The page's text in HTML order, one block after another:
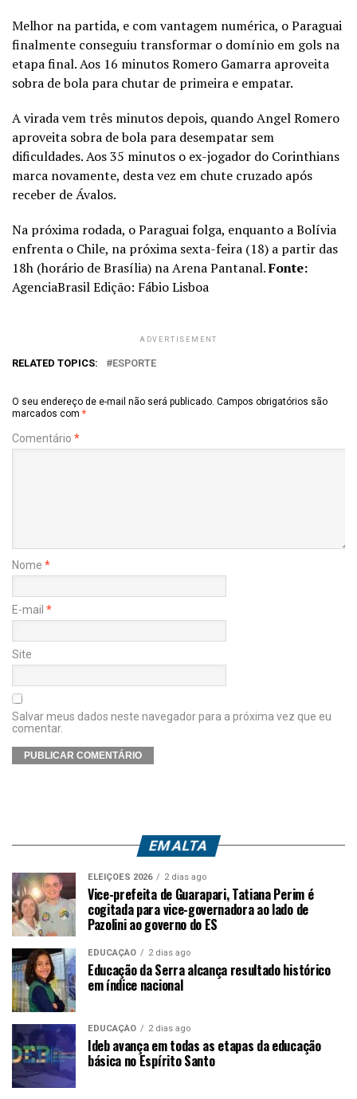
Melhor na partida, e com vantagem numérica, o Paraguai
finalmente conseguiu transformar o domínio em gols na
etapa final. Aos 16 minutos Romero Gamarra aproveita
sobra de bola para chutar de primeira e empatar.
A virada vem três minutos depois, quando Angel Romero
aproveita sobra de bola para desempatar sem
dificuldades. Aos 35 minutos o ex-jogador do Corinthians
marca novamente, desta vez em chute cruzado após
receber de Ávalos.
Na próxima rodada, o Paraguai folga, enquanto a Bolívia
enfrenta o Chile, na próxima sexta-feira (18) a partir das
18h (horário de Brasília) na Arena Pantanal.Fonte:
AgenciaBrasil Edição: Fábio Lisboa
ADVERTISEMENT
RELATED TOPICS: ESPORTE
O seu endereço de e-mail não será publicado. Campos obrigatórios são
marcados com *
Comentário *
Nome *
E-mail *
Site
Salvar meus dados neste navegador para a próxima vez que eu
comentar.
EM ALTA
ELEIÇÕES 2026 2 dias ago
Vice-prefeita de Guarapari, Tatiana Perim é
cogitada para vice-governadora ao lado de
Pazolini ao governo do ES
EDUCAÇÃO 2 dias ago
Educação da Serra alcança resultado histórico
em índice nacional
EDUCAÇÃO 2 dias ago
Ideb avança em todas as etapas da educação
básica no Espírito Santo